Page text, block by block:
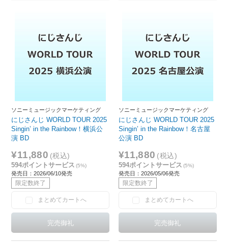
ソニーミュージックマーケティング
にじさんじ WORLD TOUR 2025
Singin’ in the Rainbow！横浜公
演 BD
¥11,880 (税込)
594ポイントサービス (5%)
発売日：2026/06/10発売
限定数終了
まとめてカートへ
ソニーミュージックマーケティング
にじさんじ WORLD TOUR 2025
Singin’ in the Rainbow！名古屋
公演 BD
¥11,880 (税込)
594ポイントサービス (5%)
発売日：2026/05/06発売
限定数終了
まとめてカートへ